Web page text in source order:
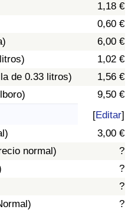
1,18 €
0,60 €
6,00 €
1,02 €
de 0.33 litros)
1,56 €
9,50 €
[Editar]
3,00 €
normal)
?
?
?
?